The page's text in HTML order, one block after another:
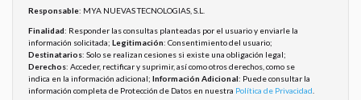
Responsable: MYA NUEVAS TECNOLOGIAS, S.L.
Finalidad: Responder las consultas planteadas por el usuario y enviarle la
información solicitada; Legitimación: Consentimiento del usuario;
Destinatarios: Solo se realizan cesiones si existe una obligación legal;
Derechos: Acceder, rectificar y suprimir, así como otros derechos, como se
indica en la información adicional; Información Adicional: Puede consultar la
información completa de Protección de Datos en nuestra Política de Privacidad